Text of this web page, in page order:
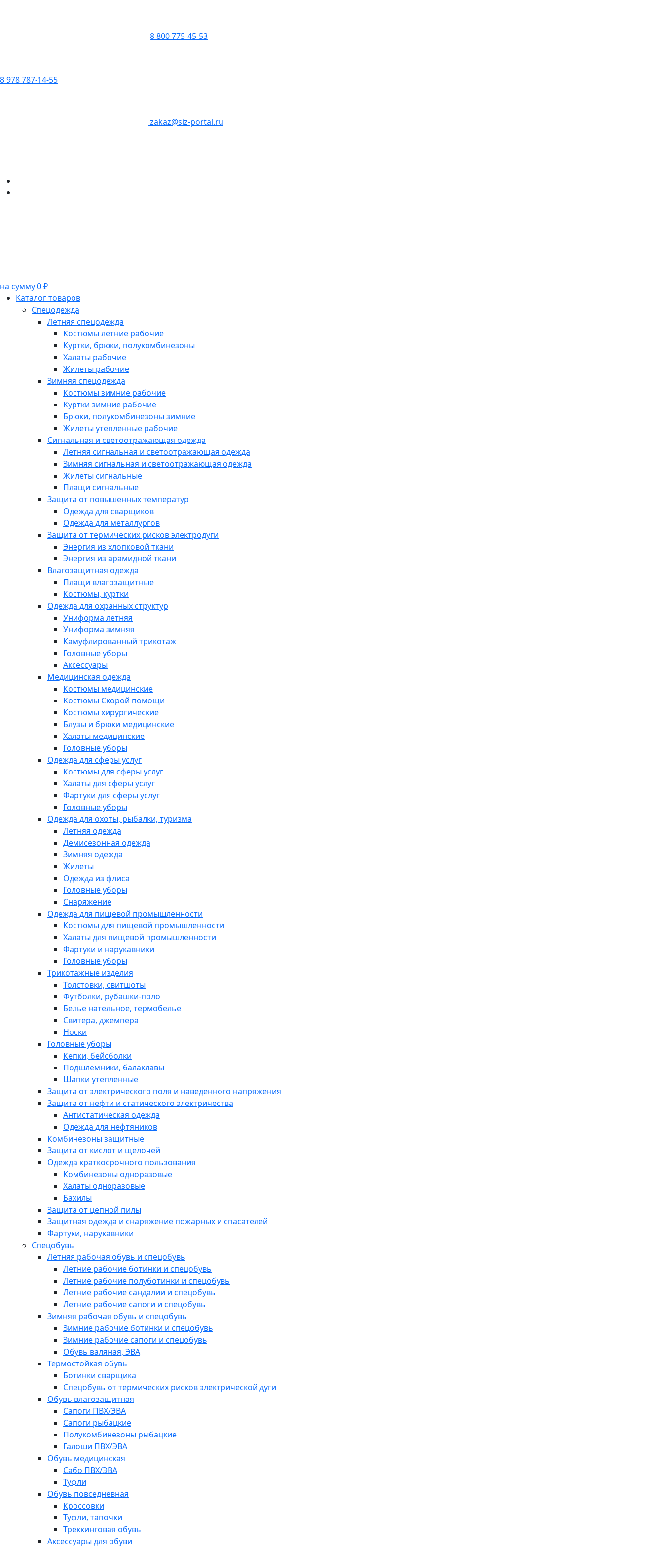
8 800 775-45-53
8 978 787-14-55
zakaz@siz-portal.ru
на сумму 0 ₽
Каталог товаров
Спецодежда
Летняя спецодежда
Костюмы летние рабочие
Куртки, брюки, полукомбинезоны
Халаты рабочие
Жилеты рабочие
Зимняя спецодежда
Костюмы зимние рабочие
Куртки зимние рабочие
Брюки, полукомбинезоны зимние
Жилеты утепленные рабочие
Сигнальная и светоотражающая одежда
Летняя сигнальная и светоотражающая одежда
Зимняя сигнальная и светоотражающая одежда
Жилеты сигнальные
Плащи сигнальные
Защита от повышенных температур
Одежда для сварщиков
Одежда для металлургов
Защита от термических рисков электродуги
Энергия из хлопковой ткани
Энергия из арамидной ткани
Влагозащитная одежда
Плащи влагозащитные
Костюмы, куртки
Одежда для охранных структур
Униформа летняя
Униформа зимняя
Камуфлированный трикотаж
Головные уборы
Аксессуары
Медицинская одежда
Костюмы медицинские
Костюмы Скорой помощи
Костюмы хирургические
Блузы и брюки медицинские
Халаты медицинские
Головные уборы
Одежда для сферы услуг
Костюмы для сферы услуг
Халаты для сферы услуг
Фартуки для сферы услуг
Головные уборы
Одежда для охоты, рыбалки, туризма
Летняя одежда
Демисезонная одежда
Зимняя одежда
Жилеты
Одежда из флиса
Головные уборы
Снаряжение
Одежда для пищевой промышленности
Костюмы для пищевой промышленности
Халаты для пищевой промышленности
Фартуки и нарукавники
Головные уборы
Трикотажные изделия
Толстовки, свитшоты
Футболки, рубашки-поло
Белье нательное, термобелье
Свитера, джемпера
Носки
Головные уборы
Кепки, бейсболки
Подшлемники, балаклавы
Шапки утепленные
Защита от электрического поля и наведенного напряжения
Защита от нефти и статического электричества
Антистатическая одежда
Одежда для нефтяников
Комбинезоны защитные
Защита от кислот и щелочей
Одежда краткосрочного пользования
Комбинезоны одноразовые
Халаты одноразовые
Бахилы
Защита от цепной пилы
Защитная одежда и снаряжение пожарных и спасателей
Фартуки, нарукавники
Спецобувь
Летняя рабочая обувь и спецобувь
Летние рабочие ботинки и спецобувь
Летние рабочие полуботинки и спецобувь
Летние рабочие сандалии и спецобувь
Летние рабочие сапоги и спецобувь
Зимняя рабочая обувь и спецобувь
Зимние рабочие ботинки и спецобувь
Зимние рабочие сапоги и спецобувь
Обувь валяная, ЭВА
Термостойкая обувь
Ботинки сварщика
Спецобувь от термических рисков электрической дуги
Обувь влагозащитная
Сапоги ПВХ/ЭВА
Сапоги рыбацкие
Полукомбинезоны рыбацкие
Галоши ПВХ/ЭВА
Обувь медицинская
Сабо ПВХ/ЭВА
Туфли
Обувь повседневная
Кроссовки
Туфли, тапочки
Треккинговая обувь
Аксессуары для обуви